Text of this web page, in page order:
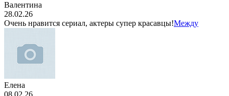
Валентина
28.02.26
Очень нравится сериал, актеры супер красавцы!Между
Елена
08.02.26